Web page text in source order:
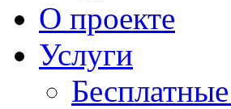
О проекте
Услуги